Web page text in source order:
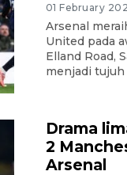
01 February
Arsenal
United pada
Elland Road,
menjadi tujuh
Drama
2
Arsenal